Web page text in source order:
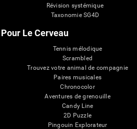
Révision systémique
Taxonomie SG4D
Le Cerveau
Tennis mélodique
Scrambled
Trouvez votre animal de compagnie
Paires musicales
Chronocolor
Aventures de grenouille
Candy Line
2D Puzzle
Pingouin Explorateur